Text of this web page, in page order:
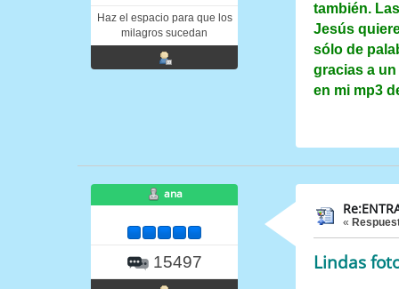
Haz el espacio para que los
milagros sucedan
también.
Jesús
sólo de
gracias a
en mi mp3
ana
15497
«
Lindas